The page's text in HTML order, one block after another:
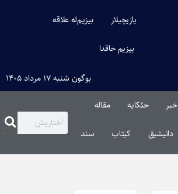
یازیچیلار بیزیم‌له علاقه
بیزیم حاقدا
بوگون شنبه ۱۷ مرداد ۱۴۰۵
خبر حئکایه مقاله‌
دانیشیق کیتاب سند